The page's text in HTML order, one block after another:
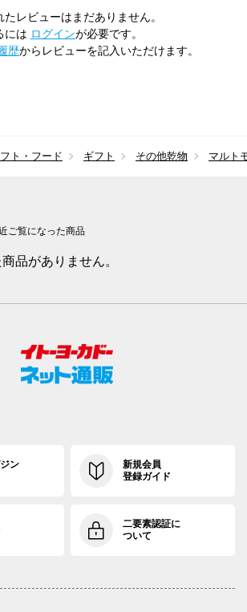
レビューはまだありません。
には ログインが必要です。
歴からレビューを記入いただけます。
ト・フード ギフト その他乾物 マルト
ご覧になった商品
品がありません。
ン
新規会員
登録ガイド
二要素認証に
ついて